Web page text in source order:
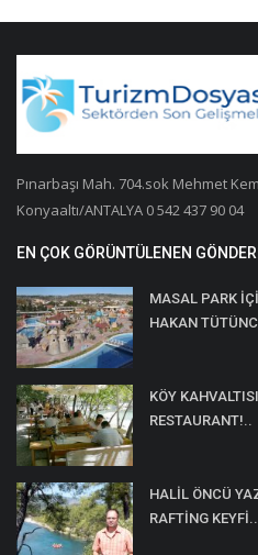
Pınarbaşı Mah. 704.sok Mehmet
Konyaaltı/ANTALYA 0 542 437 90 04
EN ÇOK GÖRÜNTÜLENEN
MASAL PARK
HAKAN
KÖY
RESTAURANT!..
HALİL ÖNCÜ
RAFTİNG